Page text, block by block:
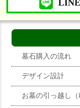
墓石購入の流れ
デザイン設計
お墓の引っ越し